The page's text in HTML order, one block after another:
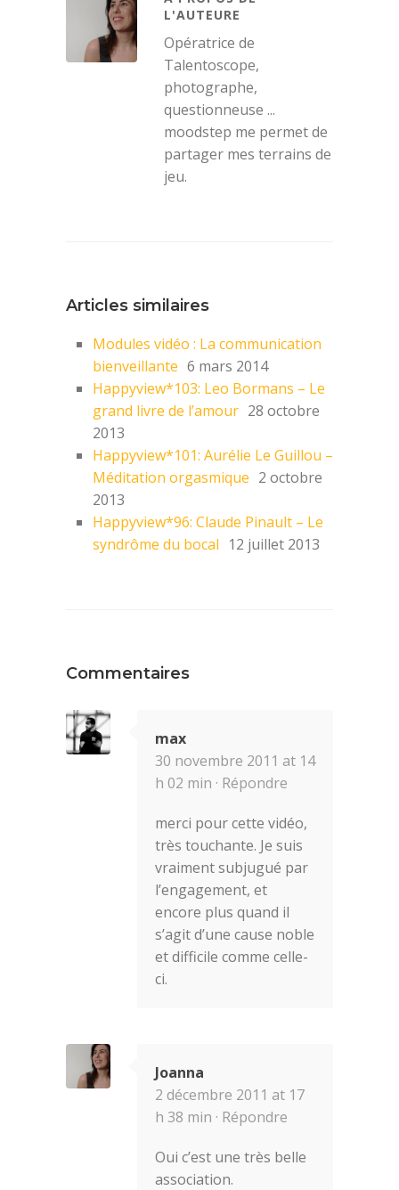
L'AUTEURE
Opératrice de
Talentoscope,
photographe,
questionneuse ...
moodstep me permet de
partager mes terrains de
jeu.
Articles similaires
Modules vidéo : La communication
bienveillante 6 mars 2014
Happyview*103: Leo Bormans – Le
grand livre de l’amour 28 octobre
2013
Happyview*101: Aurélie Le Guillou –
Méditation orgasmique 2 octobre
2013
Happyview*96: Claude Pinault – Le
syndrôme du bocal 12 juillet 2013
Commentaires
max
30 novembre 2011 at 14
h 02 min · Répondre
merci pour cette vidéo,
très touchante. Je suis
vraiment subjugué par
l’engagement, et
encore plus quand il
s’agit d’une cause noble
et difficile comme celle-
ci.
Joanna
2 décembre 2011 at 17
h 38 min · Répondre
Oui c’est une très belle
association.